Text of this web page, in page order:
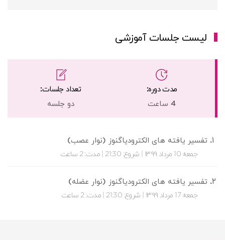
لیست جلسات آموزشی
مدت دوره:
4 ساعت
تعداد جلسات:
دو جلسه
تفسیر یافته های الکترودیاگنوز (نوار عصب)
جمعه 10 مرداد ۱۳۹۹ | شروع: 21:30 | مدت: 2 ساعت
تفسیر یافته های الکترودیاگنوز (نوار عضله)
جمعه 17 مرداد ۱۳۹۹ | شروع: 21:30 | مدت: 2 ساعت